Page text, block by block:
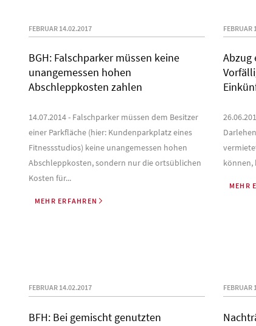
FEBRUAR 14.02.2017
BGH: Falschparker müssen keine
unangemessen hohen
Abschleppkosten zahlen
14.07.2014 - Falschparker müssen dem Besitzer
einer Parkfläche (hier: Kundenparkplatz eines
Fitnessstudios) keine unangemessen hohen
Abschleppkosten, sondern nur die ortsüblichen
Kosten für...
MEHR ERFAHREN
FEBRUAR
Abzug
können,
MEHR
FEBRUAR 14.02.2017
BFH: Bei gemischt genutzten
FEBRUAR